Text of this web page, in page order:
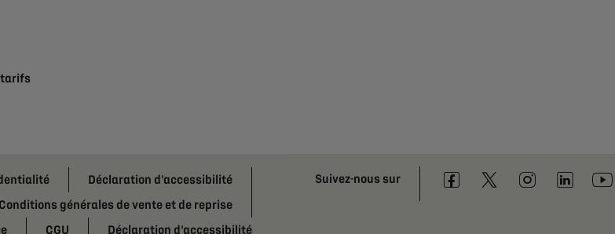
tarifs
Suivez-nous sur
Déclaration d'accessibilité
Conditions générales de vente et de reprise
CGU Déclaration d'accessibilité